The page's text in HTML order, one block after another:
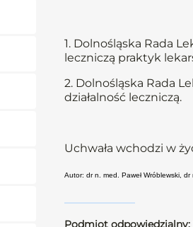
1. Dolnośląska Rada
leczniczą praktyk
2. Dolnośląska Rada
działalność leczniczą.
Uchwała wchodzi w
Autor: dr n. med. Paweł Wróblewski,
Podmiot odpowiedzialny: